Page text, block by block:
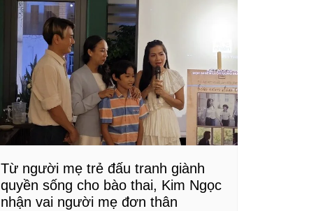
Từ người mẹ trẻ đấu tranh giành
quyền sống cho bào thai, Kim Ngọc
nhận vai người mẹ đơn thân